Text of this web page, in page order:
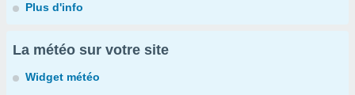
Plus d'info
La météo sur votre site
Widget météo